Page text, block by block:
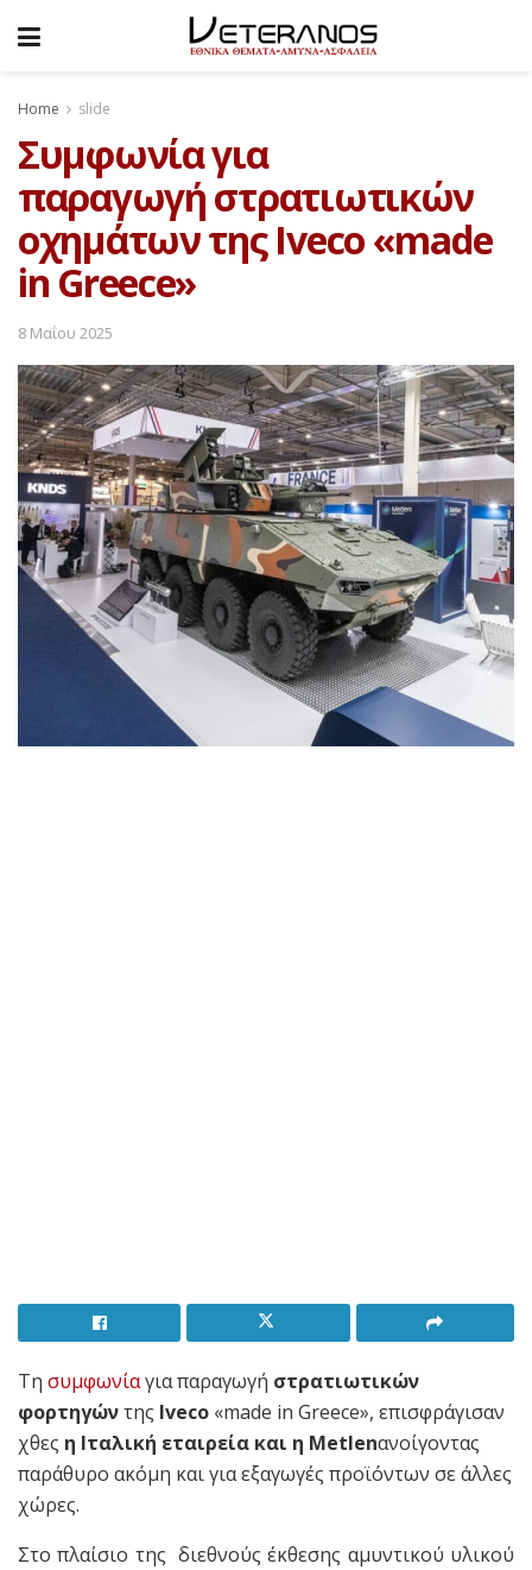
Home slide
Συμφωνία για
παραγωγή στρατιωτικών
οχημάτων της Iveco «made
in Greece»
8 Μαΐου 2025
Τη συμφωνίαγια παραγωγή στρατιωτικών
φορτηγώντης Iveco «made in Greece», επισφράγισαν
χθες η Ιταλική εταιρεία και η Metlenανοίγοντας
παράθυρο ακόμη και για εξαγωγές προϊόντων σε άλλες
χώρες.
Στο πλαίσιο της διεθνούς έκθεσης αμυντικού υλικού